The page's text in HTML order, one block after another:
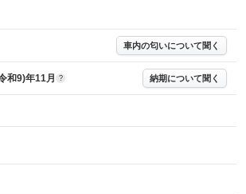
車内の匂いについて聞く
和9)年11月 ? 納期について聞く